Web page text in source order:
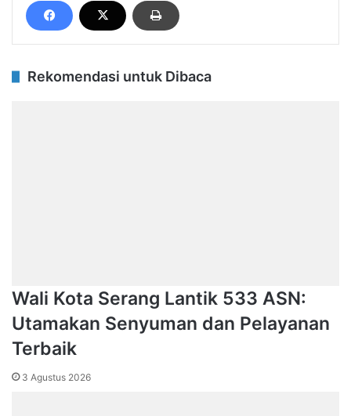
Rekomendasi untuk Dibaca
Wali Kota Serang Lantik 533 ASN:
Utamakan Senyuman dan Pelayanan
Terbaik
3 Agustus 2026